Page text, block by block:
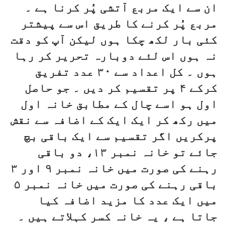
ان سے ایک مربع آتشی پُر کرنا ہے ۔
مربع پُر کرنے کا طریق اس سے پیشتر
کئی بار لکھ چکا ہوں لیکن آپ کو دقت
نہ ہوں اس لئے دوبارہ تحریر کر رہا
ہوں ۔ کل اعداد سے ۳۰ عدد تفریق
کرکے ۴ پر تقسیم کر دیں ۔ جو حاصل
اول ہو اسے چال کے مطابق خانہ اول
میں رکھ کر ایک ایک کے اضافہ سے نقش
پرکریں اگر تقسیم سے ایک باقی بچ
جائے تو خانہ نمبر ۱۳، دو باقی
رہنے کی صورت میں خانہ نمبر ۹ اور ۳
باقی رہنے کی صورت میں خانہ نمبر ۵
میں ایک عدد کا مزید اضافہ کیا
جاتا ہے ، یہ خانہ کسر کہلاتے ہیں ۔